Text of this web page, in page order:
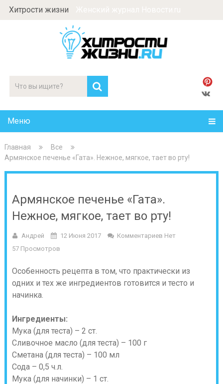
Хитрости жизни
Меню
Главная
Все
Армянское печенье «Гата». Нежное, мягкое, тает во рту!
Армянское печенье «Гата».
Нежное, мягкое, тает во рту!
Андрей 12 Июня 2017
Комментариев Нет
57 Просмотров
Особенность рецепта в том, что практически из
одних и тех же ингредиентов готовится и тесто и
начинка.
Ингредиенты:
Мука (для теста) – 2 ст.
Сливочное масло (для теста) – 100 г
Сметана (для теста) – 100 мл
Сода – 0,5 ч.л.
Мука (для начинки) – 1 ст.